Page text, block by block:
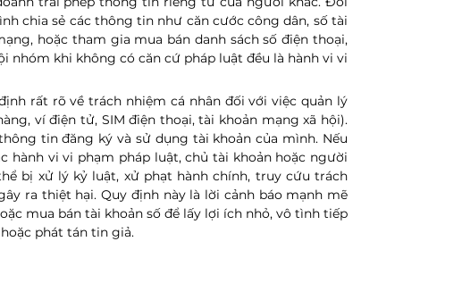
chia sẻ các thông tin như căn cước công dân, số tài
hoặc tham gia mua bán danh sách số điện thoại,
nhóm khi không có căn cứ pháp luật đều là hành vi vi
rất rõ về trách nhiệm cá nhân đối với việc quản lý
ví điện tử, SIM điện thoại, tài khoản mạng xã hội).
tin đăng ký và sử dụng tài khoản của mình. Nếu
hành vi vi phạm pháp luật, chủ tài khoản hoặc người
bị xử lý kỷ luật, xử phạt hành chính, truy cứu trách
ra thiệt hại. Quy định này là lời cảnh báo mạnh mẽ
mua bán tài khoản số để lấy lợi ích nhỏ, vô tình tiếp
phát tán tin giả.